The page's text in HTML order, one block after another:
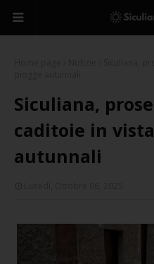
Siculiana,
caditoie in
autunnali